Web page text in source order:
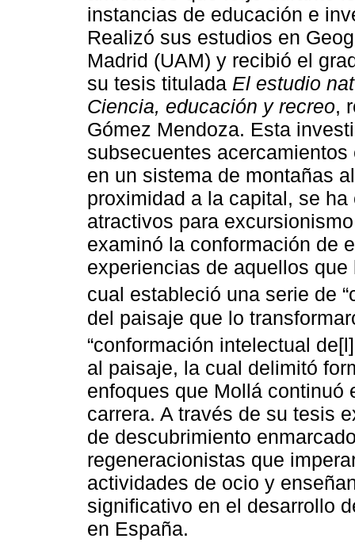
instancias de educación e
Realizó sus estudios en
Madrid (UAM) y recibió el
su tesis titulada El estudio
Ciencia, educación y recreo,
Gómez Mendoza. Esta
subsecuentes
en un sistema de montañas
proximidad a la capital, se
atractivos para
examinó la conformación de
experiencias de aquellos
cual estableció una serie de
del paisaje que lo
“conformación intelectual
al paisaje, la cual delimitó
enfoques que Mollá continuó
carrera. A través de su tesis
de descubrimiento
regeneracionistas que
actividades de ocio y
significativo en el desarrollo
en España.